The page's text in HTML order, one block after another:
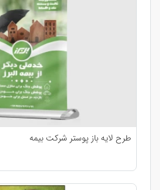
طرح لایه باز پوستر شرکت بیمه